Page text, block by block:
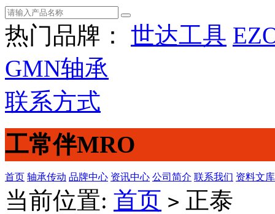
热门品牌： 世达工具
GMN轴承
联系方式
工常伴MRO
首页 轴承传动 品牌中心 资讯中心 公司简介 联系我们 资料文库
当前位置: 首页 > 正泰